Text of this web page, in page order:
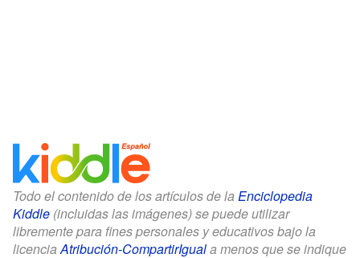
Todo el contenido de los artículos de la Enciclopedia
Kiddle (incluidas las imágenes) se puede utilizar
libremente para fines personales y educativos bajo la
licencia Atribución-CompartirIguala menos que se indique